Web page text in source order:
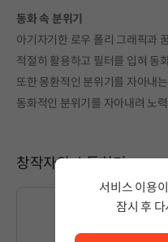
동화 속 분위기
아기자기한 로우 폴리 그래픽과
적절히 활용하고 필터를 입혀 동
또한 몽환적인 분위기를 자아내
동화적인 분위기를 자아내려 노
창작자와 소통하기
서비스 이용
잠시 후